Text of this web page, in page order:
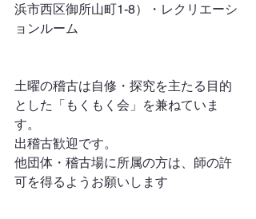
浜市西区御所山町1-8）・レクリエーシ
ョンルーム
土曜の稽古は自修・探究を主たる目的
とした「もくもく会」 を兼ねていま
す。
出稽古歓迎です。
他団体・稽古場に所属の方は、師の許
可を得るようお願いします